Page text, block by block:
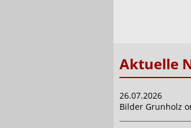
Aktuelle
26.07.2026
Bilder Grunholz